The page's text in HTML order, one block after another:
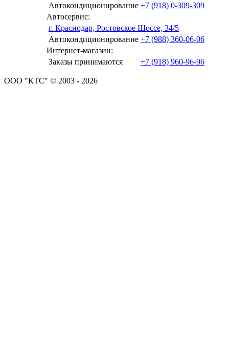
Автокондиционирование +7 (918) 0-309-309
Автосервис:
г. Краснодар, Ростовское Шоссе, 34/5
Автокондиционирование +7 (988) 360-06-06
Интернет-магазин:
Заказы принимаются
+7 (918) 960-96-96
ООО "КТС" © 2003 - 2026